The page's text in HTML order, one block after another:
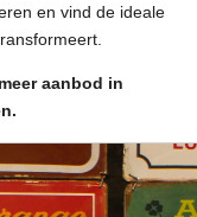
en vind de ideale
aanbod in